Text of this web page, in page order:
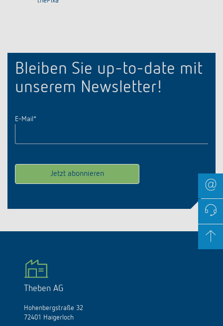
Bleiben Sie up-to-date mit
unserem Newsletter!
E-Mail *
Theben AG
Hohenbergstraße 32
72401 Haigerloch